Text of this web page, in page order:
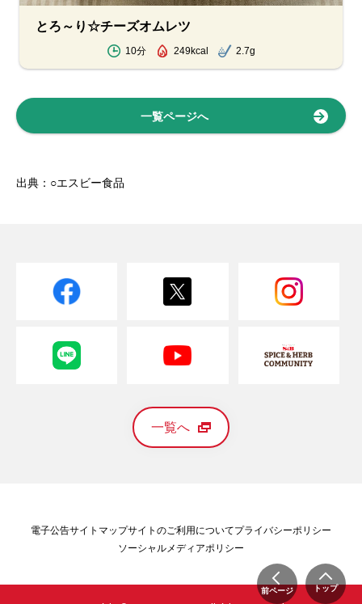
とろ～り☆チーズオムレツ
10分 249kcal 2.7g
一覧ページへ
出典：○エスビー食品
前ページ トップ
一覧へ
電子公告サイトマップサイトのご利用についてプライバシーポリシー
ソーシャルメディアポリシー